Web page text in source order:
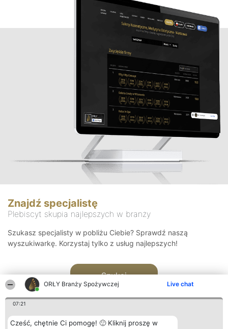
ORŁY Branży Spożywczej Live chat
07:21
Cześć, chętnie Ci pomogę! 🙂 Kliknij proszę w
Znajdź specjalistę
Plebiscyt skupia najlepszych w branży
Szukasz specjalisty w pobliżu Ciebie? Sprawdź naszą
wyszukiwarkę. Korzystaj tylko z usług najlepszych!
Szukaj